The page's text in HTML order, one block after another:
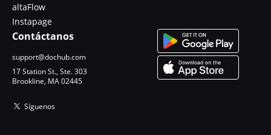
altaFlow
Instapage
Contáctanos
support@dochub.com
17 Station St., Ste. 303
Brookline, MA 02445
Síguenos